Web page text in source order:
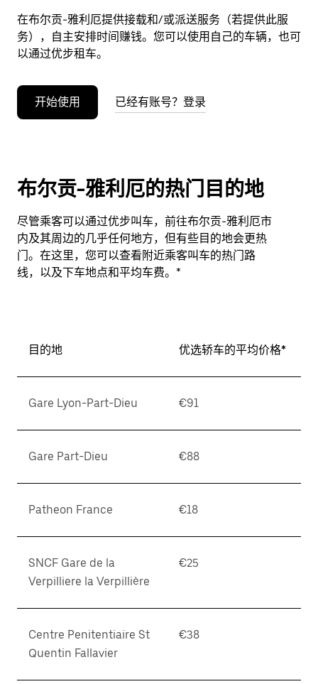
在布尔贡-雅利厄提供接载和/或派送服务（若提供此服
务），自主安排时间赚钱。您可以使用自己的车辆，也可
以通过优步租车。
开始使用 已经有账号？登录
布尔贡-雅利厄的热门目的地
尽管乘客可以通过优步叫车，前往布尔贡-雅利厄市
内及其周边的几乎任何地方，但有些目的地会更热
门。在这里，您可以查看附近乘客叫车的热门路
线，以及下车地点和平均车费。*
目的地 优选轿车的平均价格*
Gare Lyon-Part-Dieu €91
Gare Part-Dieu €88
Patheon France €18
SNCF Gare de la
Verpilliere la Verpillière
€25
Centre Penitentiaire St
Quentin Fallavier
€38